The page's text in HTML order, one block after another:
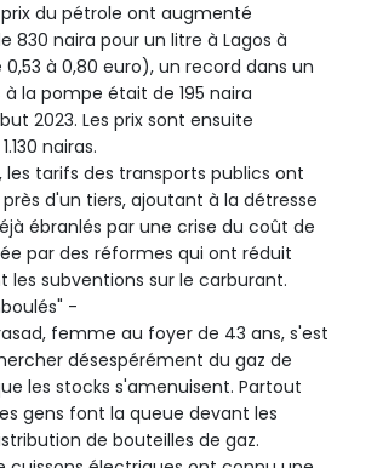
prix du pétrole ont augmenté
830 naira pour un litre à Lagos à
0,53 à 0,80 euro), un record dans un
à la pompe était de 195 naira
2023. Les prix sont ensuite
nairas.
les tarifs des transports publics ont
d'un tiers, ajoutant à la détresse
ébranlés par une crise du coût de
par des réformes qui ont réduit
les subventions sur le carburant.
-
femme au foyer de 43 ans, s'est
désespérément du gaz de
les stocks s'amenuisent. Partout
gens font la queue devant les
de bouteilles de gaz.